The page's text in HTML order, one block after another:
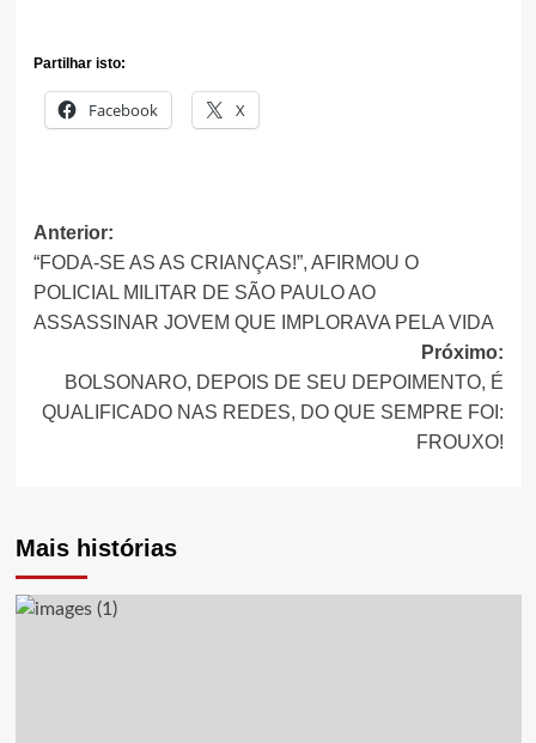
Partilhar isto:
Facebook X
Navegação
de
Anterior:
“FODA-SE AS AS CRIANÇAS!”, AFIRMOU O
POLICIAL MILITAR DE SÃO PAULO AO
ASSASSINAR JOVEM QUE IMPLORAVA PELA VIDA
Próximo:
BOLSONARO, DEPOIS DE SEU DEPOIMENTO, É
QUALIFICADO NAS REDES, DO QUE SEMPRE FOI:
FROUXO!
Mais histórias